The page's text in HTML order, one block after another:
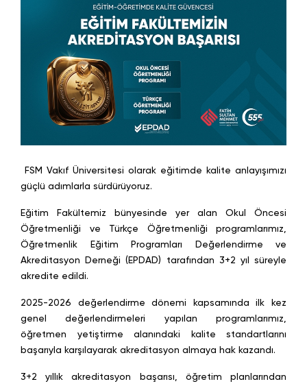
FSM Vakıf Üniversitesi olarak eğitimde kalite anlayışımızı
güçlü adımlarla sürdürüyoruz.
Eğitim Fakültemiz bünyesinde yer alan Okul Öncesi
Öğretmenliği ve Türkçe Öğretmenliği programlarımız,
Öğretmenlik Eğitim Programları Değerlendirme ve
Akreditasyon Derneği (EPDAD) tarafından 3+2 yıl süreyle
akredite edildi.
2025-2026 değerlendirme dönemi kapsamında ilk kez
genel değerlendirmeleri yapılan programlarımız,
öğretmen yetiştirme alanındaki kalite standartlarını
başarıyla karşılayarak akreditasyon almaya hak kazandı.
3+2 yıllık akreditasyon başarısı, öğretim planlarından